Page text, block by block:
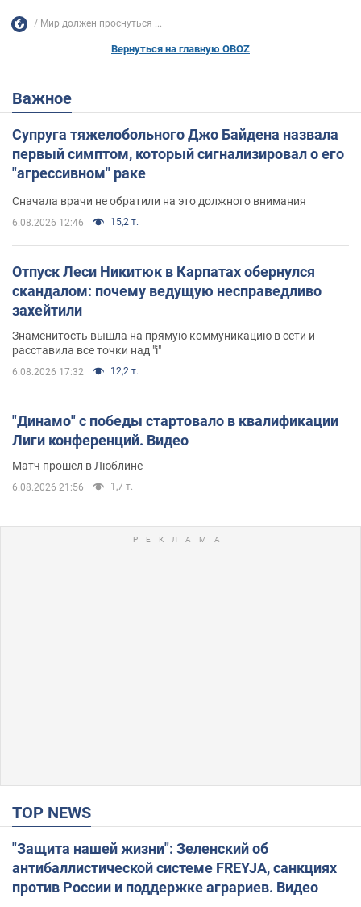
Мир должен проснуться ...
Вернуться на главную OBOZ
Важное
Супруга тяжелобольного Джо Байдена назвала
первый симптом, который сигнализировал о его
"агрессивном" раке
Сначала врачи не обратили на это должного внимания
6.08.2026 12:46 15,2 т.
Отпуск Леси Никитюк в Карпатах обернулся
скандалом: почему ведущую несправедливо
захейтили
Знаменитость вышла на прямую коммуникацию в сети и
расставила все точки над "i"
6.08.2026 17:32 12,2 т.
"Динамо" с победы стартовало в квалификации
Лиги конференций. Видео
Матч прошел в Люблине
6.08.2026 21:56 1,7 т.
TOP NEWS
"Защита нашей жизни": Зеленский об
антибаллистической системе FREYJA, санкциях
против России и поддержке аграриев. Видео